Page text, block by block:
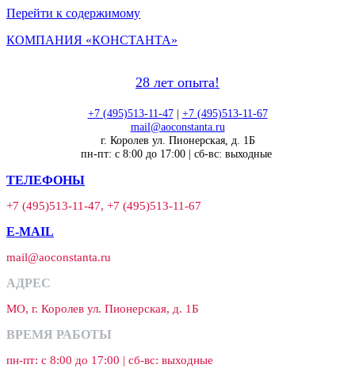
Перейти к содержимому
КОМПАНИЯ «КОНСТАНТА»
28 лет опыта!
+7 (495)513-11-47| +7 (495)513-11-67
mail@aoconstanta.ru
г. Королев ул. Пионерская, д. 1Б
пн-пт: с 8:00 до 17:00 | сб-вс: выходные
ТЕЛЕФОНЫ
+7 (495)513-11-47, +7 (495)513-11-67
E-MAIL
mail@aoconstanta.ru
АДРЕС
МО, г. Королев ул. Пионерская, д. 1Б
ВРЕМЯ РАБОТЫ
пн-пт: с 8:00 до 17:00 | сб-вс: выходные